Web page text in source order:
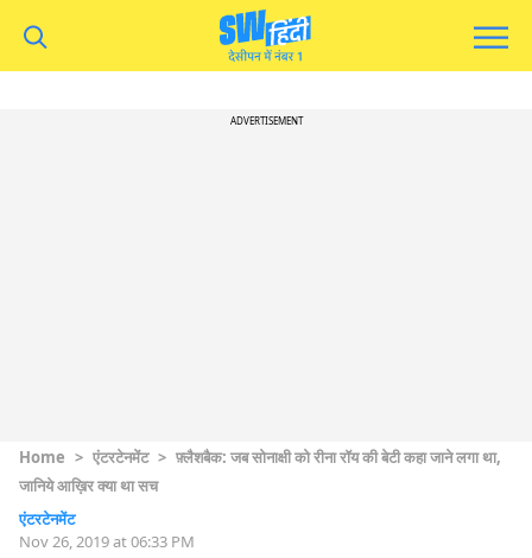
ADVERTISEMENT
Home > एंटरटेनमेंट > फ़्लैशबैक: जब सोनाक्षी को रीना रॉय की बेटी कहा जाने लगा था,
जानिये आख़िर क्या था सच
एंटरटेनमेंट
Nov 26, 2019 at 06:33 PM